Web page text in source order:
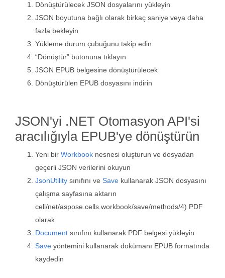
Dönüştürülecek JSON dosyalarını yükleyin
JSON boyutuna bağlı olarak birkaç saniye veya daha
fazla bekleyin
Yükleme durum çubuğunu takip edin
“Dönüştür” butonuna tıklayın
JSON EPUB belgesine dönüştürülecek
Dönüştürülen EPUB dosyasını indirin
JSON'yi .NET Otomasyon API'si
aracılığıyla EPUB'ye dönüştürün
Yeni bir Workbook nesnesi oluşturun ve dosyadan
geçerli JSON verilerini okuyun
JsonUtility sınıfını ve Save kullanarak JSON dosyasını
çalışma sayfasına aktarın
cell/net/aspose.cells.workbook/save/methods/4) PDF
olarak
Document sınıfını kullanarak PDF belgesi yükleyin
Save yöntemini kullanarak dokümanı EPUB formatında
kaydedin